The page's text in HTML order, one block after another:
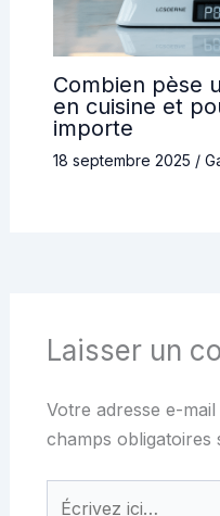
Combien pèse
en cuisine et
importe
18 septembre 2025 /
Laisser un
Votre adresse e-
champs obligatoires
Écrivez